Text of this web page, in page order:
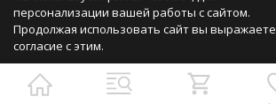
Политика персональных данных
Разработано в
bodysite.ru
персонализации вашей работы с сайтом.
Продолжая использовать сайт вы выражаете
согласие с этим.